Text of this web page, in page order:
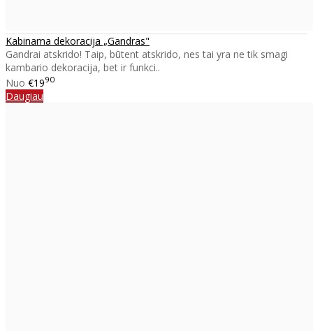
Kabinama dekoracija „Gandras"
Gandrai atskrido! Taip, būtent atskrido, nes tai yra ne tik smagi
kambario dekoracija, bet ir funkci..
Nuo €1990
Daugiau